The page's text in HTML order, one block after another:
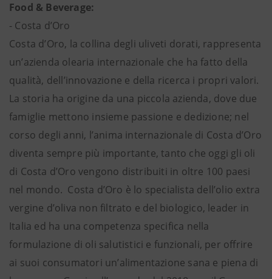
Food & Beverage:
- Costa d’Oro
Costa d’Oro, la collina degli uliveti dorati, rappresenta
un’azienda olearia internazionale che ha fatto della
qualità, dell’innovazione e della ricerca i propri valori.
La storia ha origine da una piccola azienda, dove due
famiglie mettono insieme passione e dedizione; nel
corso degli anni, l’anima internazionale di Costa d’Oro
diventa sempre più importante, tanto che oggi gli oli
di Costa d’Oro vengono distribuiti in oltre 100 paesi
nel mondo. Costa d’Oro è lo specialista dell’olio extra
vergine d’oliva non filtrato e del biologico, leader in
Italia ed ha una competenza specifica nella
formulazione di oli salutistici e funzionali, per offrire
ai suoi consumatori un’alimentazione sana e piena di